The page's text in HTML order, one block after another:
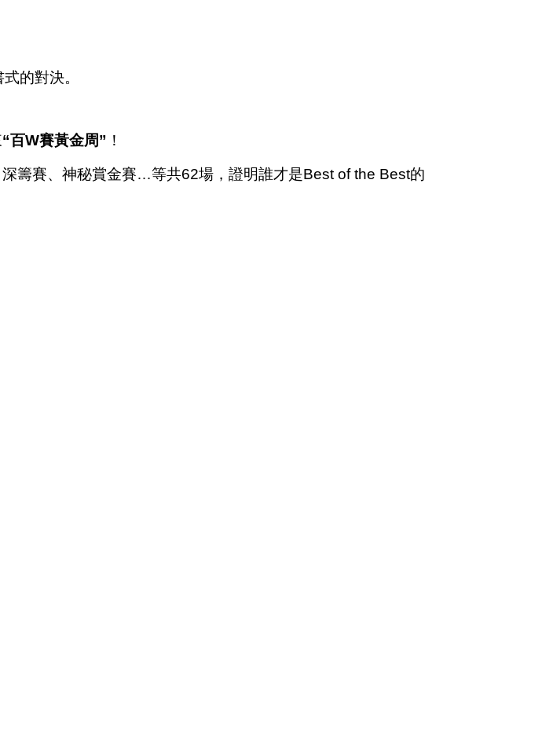
的對決。
“百W賽黃金周” ！
籌賽、神秘賞金賽…等共62場，證明誰才是Best of the Best的